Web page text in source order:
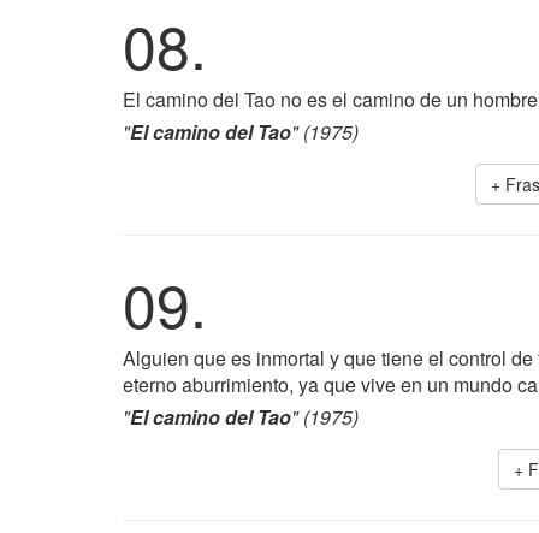
08.
El camino del Tao no es el camino de un
"El camino del Tao" (1975)
+
09.
Alguien que es inmortal y que tiene el control
eterno aburrimiento, ya que vive en un mundo
"El camino del Tao" (1975)
+